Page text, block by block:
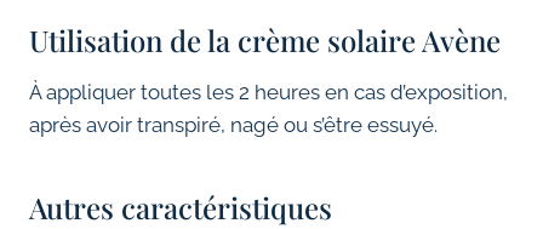
Utilisation de la crème solaire Avène
À appliquer toutes les 2 heures en cas d’exposition,
après avoir transpiré, nagé ou s’être essuyé.
Autres caractéristiques